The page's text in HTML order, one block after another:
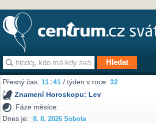
Přesný čas:11:41 / týden v roce:32
Znamení Horoskopu: Lev
Fáze měsíce:
Dnes je:
8. 8. 2026 Sobota